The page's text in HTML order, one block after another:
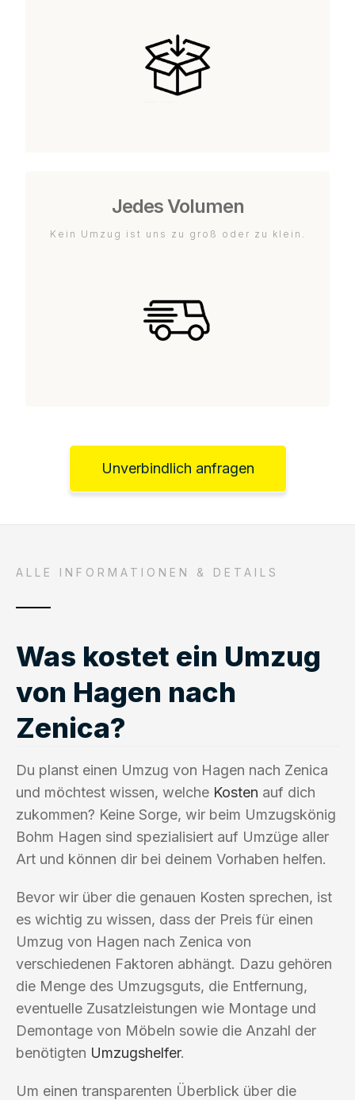
Jedes Volumen
Kein Umzug ist uns zu groß oder zu klein.
Unverbindlich anfragen
ALLE INFORMATIONEN & DETAILS
Was kostet ein Umzug
von Hagen nach
Zenica?
Du planst einen Umzug von Hagen nach Zenica
und möchtest wissen, welche Kosten auf dich
zukommen? Keine Sorge, wir beim Umzugskönig
Bohm Hagen sind spezialisiert auf Umzüge aller
Art und können dir bei deinem Vorhaben helfen.
Bevor wir über die genauen Kosten sprechen, ist
es wichtig zu wissen, dass der Preis für einen
Umzug von Hagen nach Zenica von
verschiedenen Faktoren abhängt. Dazu gehören
die Menge des Umzugsguts, die Entfernung,
eventuelle Zusatzleistungen wie Montage und
Demontage von Möbeln sowie die Anzahl der
benötigten Umzugshelfer.
Um einen transparenten Überblick über die